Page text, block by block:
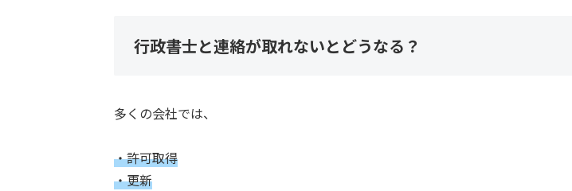
行政書士と連絡が取れないとどうなる？
多くの会社では、
・許可取得
・更新